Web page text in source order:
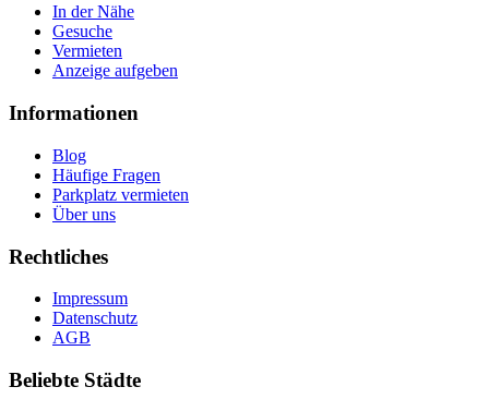
In der Nähe
Gesuche
Vermieten
Anzeige aufgeben
Informationen
Blog
Häufige Fragen
Parkplatz vermieten
Über uns
Rechtliches
Impressum
Datenschutz
AGB
Beliebte Städte